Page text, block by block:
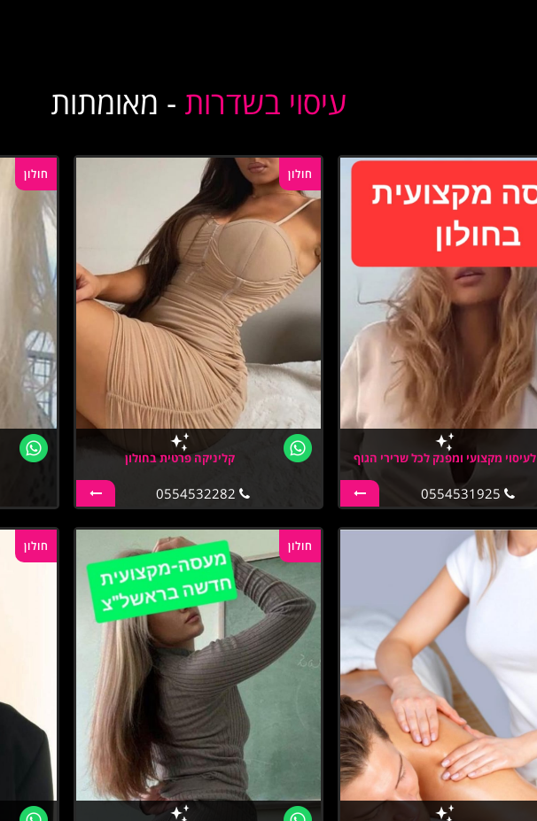
עיסוי בשדרות - מאומתות
לעיסוי מקצועי ומפנק לכל שרירי הגוף
חולון
קליניקה פרטית בחולון
0554532282
חולון
חולון חולון